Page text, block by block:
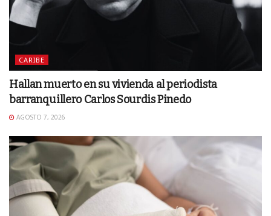
CARIBE
Hallan muerto en su vivienda al periodista
barranquillero Carlos Sourdis Pinedo
AGOSTO 7, 2026